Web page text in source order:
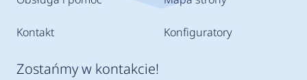
Kontakt Konfiguratory
Zostańmy w kontakcie!